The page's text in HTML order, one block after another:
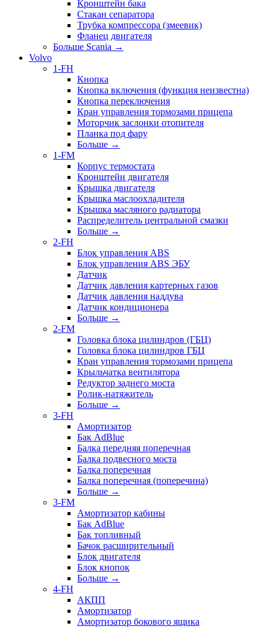
Кронштейн бака
Стакан сепаратора
Трубка компрессора (змеевик)
Фланец двигателя
Больше Scania →
Volvo
1-FH
Кнопка
Кнопка включения (функция неизвестна)
Кнопка переключения
Кран управления тормозами прицепа
Моторчик заслонки отопителя
Планка под фару
Больше →
1-FM
Корпус термостата
Кронштейн двигателя
Крышка двигателя
Крышка маслоохладителя
Крышка масляного радиатора
Распределитель центральной смазки
Больше →
2-FH
Блок управления ABS
Блок управления ABS ЭБУ
Датчик
Датчик давления картерных газов
Датчик давления наддува
Датчик кондиционера
Больше →
2-FM
Головка блока цилиндров (ГБЦ)
Головка блока цилиндров ГБЦ
Кран управления тормозами прицепа
Крыльчатка вентилятора
Редуктор заднего моста
Ролик-натяжитель
Больше →
3-FH
Амортизатор
Бак AdBlue
Балка передняя поперечная
Балка подвесного моста
Балка поперечная
Балка поперечная (поперечина)
Больше →
3-FM
Амортизатор кабины
Бак AdBlue
Бак топливный
Бачок расширительный
Блок двигателя
Блок кнопок
Больше →
4-FH
АКПП
Амортизатор
Амортизатор бокового ящика